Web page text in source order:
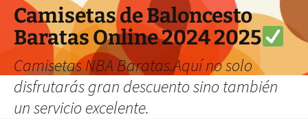
Camisetas de Baloncesto
Baratas Online 2024 2025
Camisetas NBA Baratas.Aquí no solo
disfrutarás gran descuento sino también
un servicio excelente.